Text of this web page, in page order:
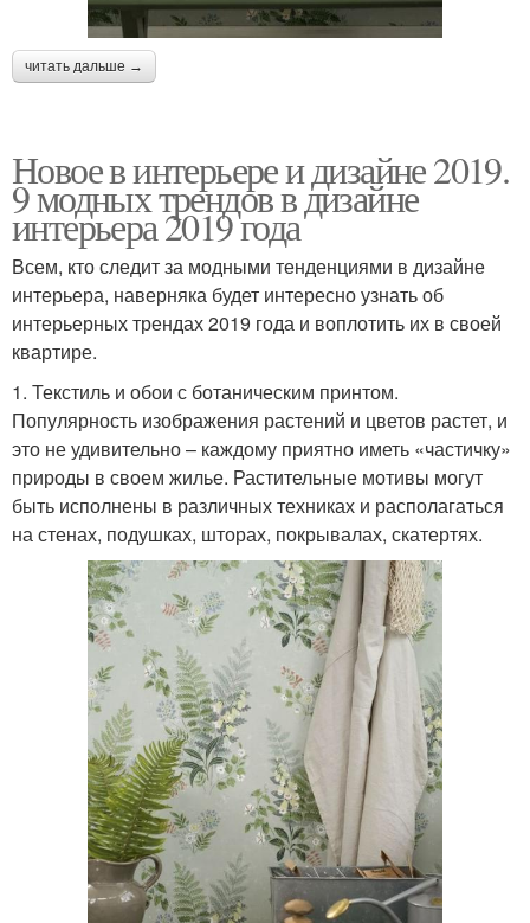
читать дальше →
Новое в интерьере и дизайне 2019.
9 модных трендов в дизайне
интерьера 2019 года
Всем, кто следит за модными тенденциями в дизайне
интерьера, наверняка будет интересно узнать об
интерьерных трендах 2019 года и воплотить их в своей
квартире.
1. Текстиль и обои с ботаническим принтом.
Популярность изображения растений и цветов растет, и
это не удивительно – каждому приятно иметь «частичку»
природы в своем жилье. Растительные мотивы могут
быть исполнены в различных техниках и располагаться
на стенах, подушках, шторах, покрывалах, скатертях.